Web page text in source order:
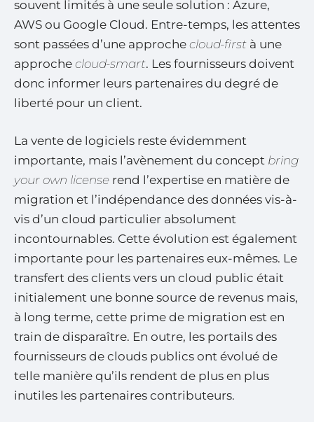
souvent limités à une seule solution : Azure,
AWS ou Google Cloud. Entre-temps, les attentes
sont passées d’une approche cloud-first à une
approche cloud-smart. Les fournisseurs doivent
donc informer leurs partenaires du degré de
liberté pour un client.
La vente de logiciels reste évidemment
importante, mais l’avènement du concept bring
your own license rend l’expertise en matière de
migration et l’indépendance des données vis-à-
vis d’un cloud particulier absolument
incontournables. Cette évolution est également
importante pour les partenaires eux-mêmes. Le
transfert des clients vers un cloud public était
initialement une bonne source de revenus mais,
à long terme, cette prime de migration est en
train de disparaître. En outre, les portails des
fournisseurs de clouds publics ont évolué de
telle manière qu’ils rendent de plus en plus
inutiles les partenaires contributeurs.